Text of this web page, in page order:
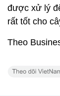
được xử lý
rất tốt cho
Theo